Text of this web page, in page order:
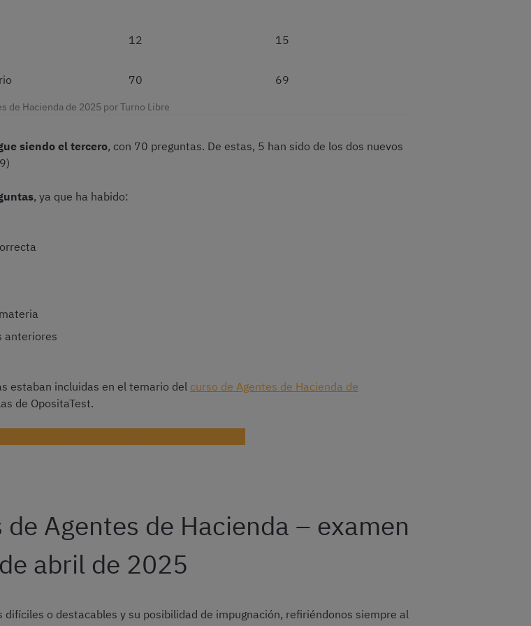
12 15
70 69
de Hacienda de 2025 por Turno Libre
siendo el tercero, con 70 preguntas. De estas, 5 han sido de los dos nuevos
, ya que ha habido:
anteriores
estaban incluidas en el temario del curso de Agentes de Hacienda de
de OpositaTest.
Agentes de Hacienda – examen
abril de 2025
o destacables y su posibilidad de impugnación, refiriéndonos siempre al